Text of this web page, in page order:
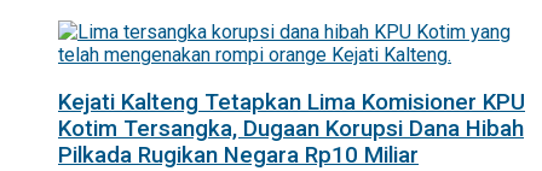
Kejati Kalteng Tetapkan Lima Komisioner KPU
Kotim Tersangka, Dugaan Korupsi Dana Hibah
Pilkada Rugikan Negara Rp10 Miliar